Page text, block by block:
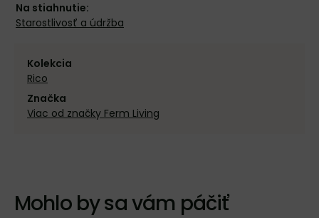
Na stiahnutie:
Starostlivosť a údržba
Kolekcia
Rico
Značka
Viac od značky Ferm Living
Mohlo by sa vám páčiť